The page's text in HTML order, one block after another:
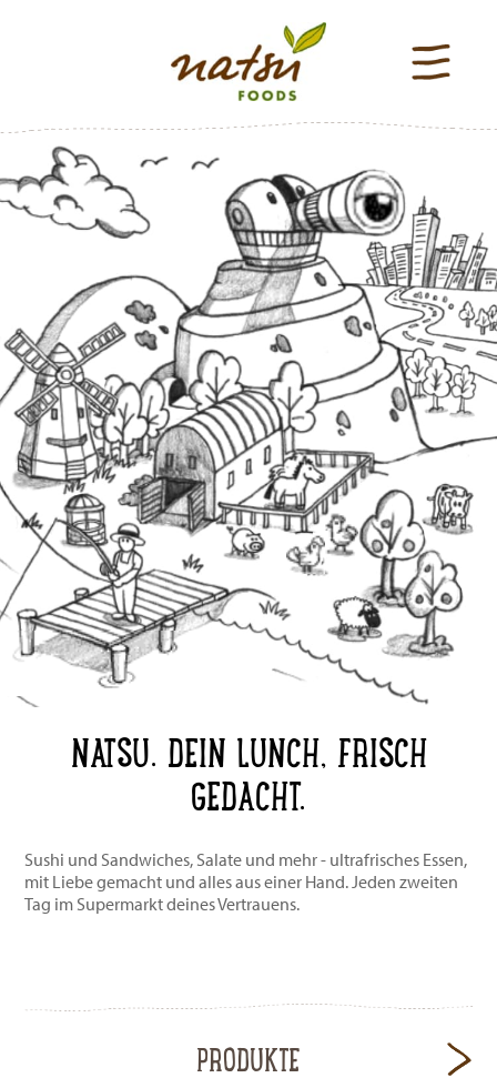
NATSU. DEIN LUNCH, FRISCH
GEDACHT.
Sushi und Sandwiches, Salate und mehr - ultrafrisches Essen,
mit Liebe gemacht und alles aus einer Hand. Jeden zweiten
Tag im Supermarkt deines Vertrauens.
PRODUKTE